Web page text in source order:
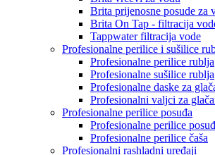
Brita prijenosne posude za
Brita On Tap - filtracija
Tappwater filtracija vode
Profesionalne perilice i sušilice
Profesionalne perilice rublja
Profesionalne sušilice rublja
Profesionalne daske za
Profesionalni valjci za
Profesionalne perilice posuđa
Profesionalne perilice
Profesionalne perilice čaša
Profesionalni rashladni uređaji